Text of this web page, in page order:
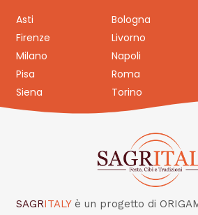
Asti Bologna
Firenze
Livorno
Milano
Napoli
Pisa
Roma
Siena
Torino
SAGRITALY è un progetto di